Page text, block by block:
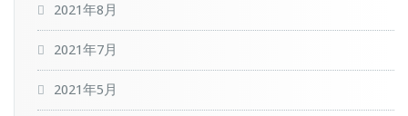
2021年8月
2021年7月
2021年5月